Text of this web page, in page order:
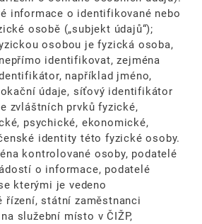
informace o identifikované nebo
osobě („subjekt údajů“);
osobou je fyzická osoba,
identifikovat, zejména
například jméno,
údaje, síťový identifikátor
zvláštních prvků fyzické,
psychické, ekonomické,
identity této fyzické osoby.
kontrolované osoby, podatelé
o informace, podatelé
kterými je vedeno
řízení, státní zaměstnanci
služební místo v ČIŽP,